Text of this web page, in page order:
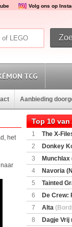
Volg ons op
TCG
Aanbieding
het
Top 10
1 The X-
2
Donkey
(SuperMario)
3 Munchlax
4
Navoria
5
Tainted
Encounters
6 De Crew:
7
Alta
8
Dagje